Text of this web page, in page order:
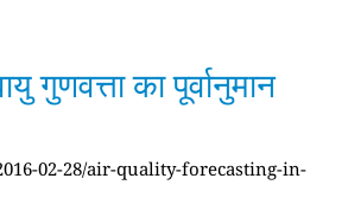
गुणवत्ता का पूर्वानुमान
02-28/air-quality-forecasting-in-